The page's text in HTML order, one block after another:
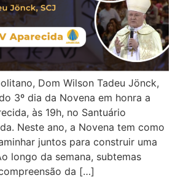
Dom Wilson Tadeu Jönck,
3º dia da Novena em honra a
às 19h, no Santuário
Neste ano, a Novena tem como
juntos para construir uma
longo da semana, subtemas
da […]